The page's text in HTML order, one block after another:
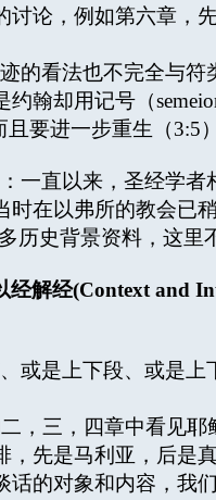
讨论，例如第六章，
看法也不完全与符
约翰却用记号（
且要进一步重生（
一直以来，圣经学
时在以弗所的教会已
历史背景资料，这里
经解经(Context and
是上下段、或是上
，三，四章中看见耶
，先是马利亚，后是
话的对象和内容，我